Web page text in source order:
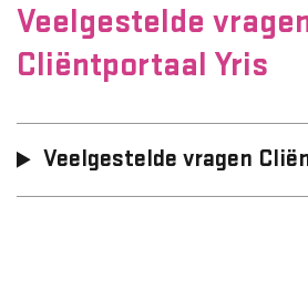
Veelgestelde
Cliëntportaal Yris
Veelgestelde vragen